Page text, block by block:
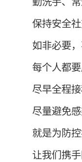
保持安全
如非必要
每个人都
尽早全程
尽量避免
就是为防
让我们携